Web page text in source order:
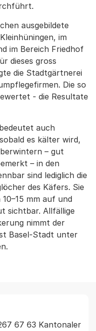
ausgebildete
im
im Bereich Friedhof
dieses gross
die Stadtgärtnerei
Die so
- die Resultate
auch
es kälter wird,
– gut
– in den
sind lediglich die
des Käfers. Sie
mm auf und
sichtbar. Allfällige
nimmt der
Basel-Stadt unter
67 63 Kantonaler